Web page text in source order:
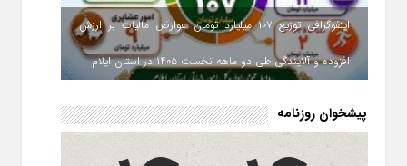
اینفوگرافی توزیع ۱۰۷ میلیارد تومان عوارض مالیات بر ارزش
افزوده و آلایندگی طی دو ماهه نخست ۱۴۰۵ در استان ایلام
پیشخوان روزنامه